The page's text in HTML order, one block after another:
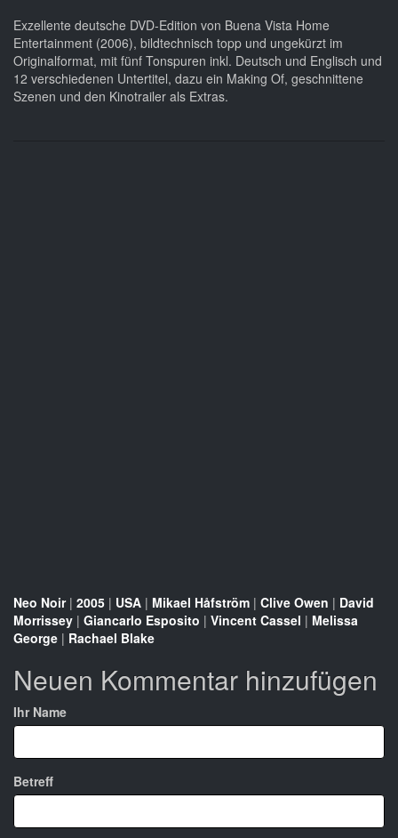
Exzellente deutsche DVD-Edition von Buena Vista Home
Entertainment (2006), bildtechnisch topp und ungekürzt im
Originalformat, mit fünf Tonspuren inkl. Deutsch und Englisch und
12 verschiedenen Untertitel, dazu ein Making Of, geschnittene
Szenen und den Kinotrailer als Extras.
Neo Noir| 2005 | USA | Mikael Håfström | Clive Owen | David
Morrissey | Giancarlo Esposito | Vincent Cassel | Melissa
George | Rachael Blake
Neuen Kommentar hinzufügen
Ihr Name
Betreff